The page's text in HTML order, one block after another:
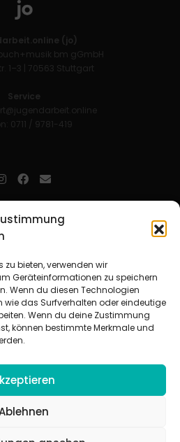
zu bieten, verwenden wir
Geräteinformationen zu speichern
Wenn du diesen Technologien
wie das Surfverhalten oder eindeutige
Wenn du deine Zustimmung
können bestimmte Merkmale und
(jo)
bm gGmbH
1–3 | 70563 Stuttgart
Service
0711 / 9781-419
Kinder-, Jugend- und jungen
man unkompliziert und schnell
Verbände
e. V. |CVJM-Gesamtverband in
e. V.
Jugendverband „Entschieden für
e. V.